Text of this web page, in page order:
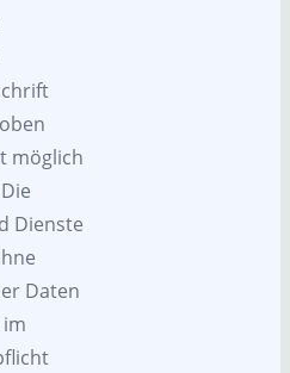
möglich
Dienste
Daten